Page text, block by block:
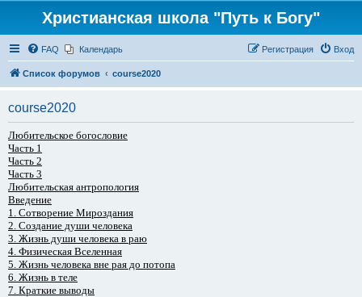
Христианская школа "Путь к Богу"
FAQ Календарь Вход
Регистрация
Список форумов course2020
course2020
Любительское богословие
Часть 1
Часть 2
Часть 3
Любительская антропология
Введение
1. Сотворение Мироздания
2. Создание души человека
3. Жизнь души человека в раю
4. Физическая Вселенная
5. Жизнь человека вне рая до потопа
6. Жизнь в теле
7. Краткие выводы